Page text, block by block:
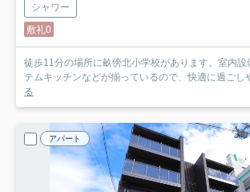
シャワー
敷礼0
徒歩11分の場所に畝傍北小学校があります。室内設
テムキッチンなどが揃っているので、快適に過ごし
る
アパート